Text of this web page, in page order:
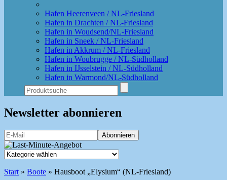
Hafen Heerenveen / NL-Friesland
Hafen in Drachten / NL-Friesland
Hafen in Woudsend/NL-Friesland
Hafen in Sneek / NL-Friesland
Hafen in Akkrum / NL-Friesland
Hafen in Woubrugge / NL-Südholland
Hafen in IJsselstein / NL-Südholland
Hafen in Warmond/NL-Südholland
Newsletter abonnieren
Start » Boote » Hausboot „Elysium“ (NL-Friesland)